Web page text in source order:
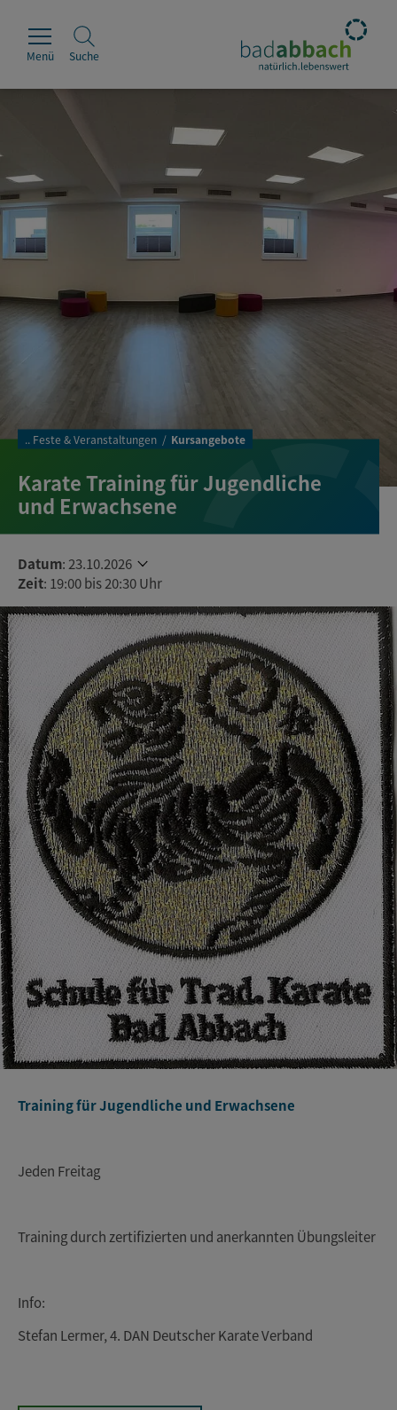
Rathaus
Erleben
Leben & Wohnen
Wirtschaft & Handel
Menü Suche
.. Feste & Veranstaltungen Kursangebote
Karate Training für Jugendliche
und Erwachsene
Datum: 23.10.2026
Zeit: 19:00 bis 20:30 Uhr
Training für Jugendliche und Erwachsene
Jeden Freitag
Training durch zertifizierten und anerkannten Übungsleiter
Info:
Stefan Lermer, 4. DAN Deutscher Karate Verband